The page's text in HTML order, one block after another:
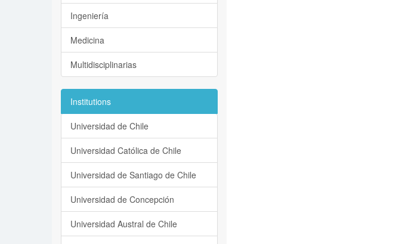
Ingeniería
Medicina
Multidisciplinarias
Institutions
Universidad de Chile
Universidad Católica de Chile
Universidad de Santiago de Chile
Universidad de Concepción
Universidad Austral de Chile